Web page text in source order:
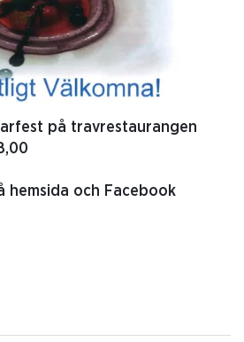
på travrestaurangen
hemsida och Facebook